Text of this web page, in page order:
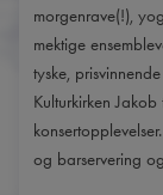
morgenrave(!),
mektige
tyske,
Kulturkirken
og barservering